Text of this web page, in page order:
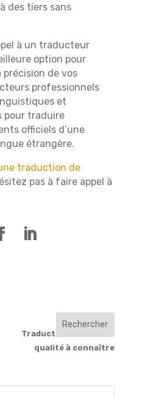
des tiers sans
à un traducteur
option pour
de vos
professionnels
et
pour traduire
officiels d’une
étrangère.
traduction de
pas à faire appel à
SUIVANT
Traduction : 2 normes
qualité à connaître